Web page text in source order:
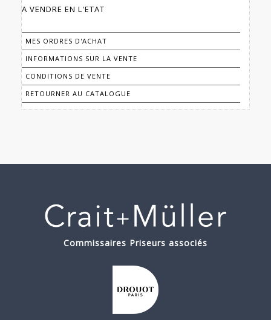
A VENDRE EN L'ETAT
MES ORDRES D'ACHAT
INFORMATIONS SUR LA VENTE
CONDITIONS DE VENTE
RETOURNER AU CATALOGUE
Commissaires Priseurs associés